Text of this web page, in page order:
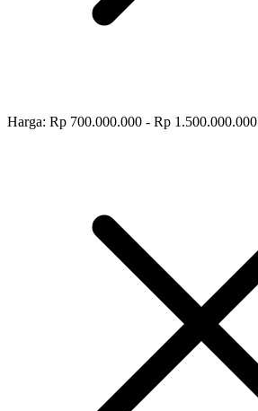
Harga: Rp 700.000.000 - Rp 1.500.000.000